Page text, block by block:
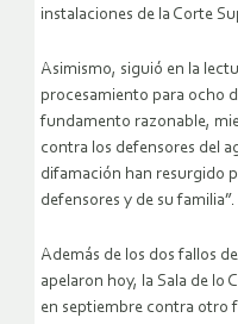
instalaciones de la Corte
Asimismo, siguió en la
procesamiento para ocho
fundamento razonable,
contra los defensores del
difamación han resurgido
defensores y de su familia”.
Además de los dos fallos
apelaron hoy, la Sala de lo
en septiembre contra otro